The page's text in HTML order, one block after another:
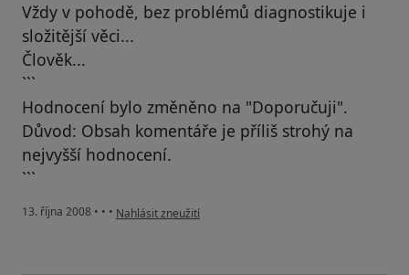
Vždy v pohodě, bez problémů diagnostikuje i
složitější věci...
Člověk...
```
Hodnocení bylo změněno na "Doporučuji".
Důvod: Obsah komentáře je příliš strohý na
nejvyšší hodnocení.
```
13. října 2008 • • • podle názoru uživatele Pacient
Nahlásit zneužití